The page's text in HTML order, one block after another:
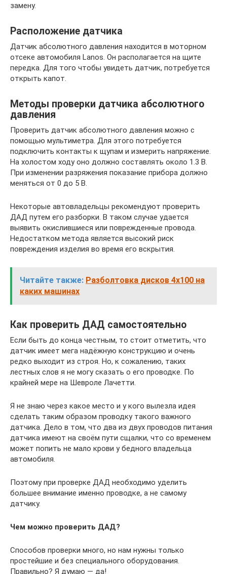
замену.
Расположение датчика
Датчик абсолютного давления находится в моторном
отсеке автомобиля Lanos. Он располагается на щите
передка. Для того чтобы увидеть датчик, потребуется
открыть капот.
Методы проверки датчика абсолютного
давления
Проверить датчик абсолютного давления можно с
помощью мультиметра. Для этого потребуется
подключить контакты к щупам и измерить напряжение.
На холостом ходу оно должно составлять около 1.3 В.
При изменении разряжения показание прибора должно
меняться от 0 до 5 В.
Некоторые автовладельцы рекомендуют проверить
ДАД путем его разборки. В таком случае удается
выявить окислившиеся или поврежденные провода.
Недостатком метода является высокий риск
повреждения изделия во время его вскрытия.
Читайте также: Разболтовка дисков 4х100 на
каких машинах
Как проверить ДАД самостоятельно
Если быть до конца честным, то стоит отметить, что
датчик имеет мега надёжную конструкцию и очень
редко выходит из строя. Но, к сожалению, таких
лестных слов я не могу сказать о его проводке. По
крайней мере на Шевроле Лачетти.
Я не знаю через какое место и у кого вылезла идея
сделать таким образом проводку такого важного
датчика. Дело в том, что два из двух проводов питания
датчика имеют на своём пути сщалки, что со временем
может попить не мало крови у бедного владельца
автомобиля.
Поэтому при проверке ДАД необходимо уделить
большее внимание именно проводке, а не самому
датчику.
Чем можно проверить ДАД?
Способов проверки много, но нам нужны только
простейшие и без специального оборудования.
Правильно? Я думаю — да!